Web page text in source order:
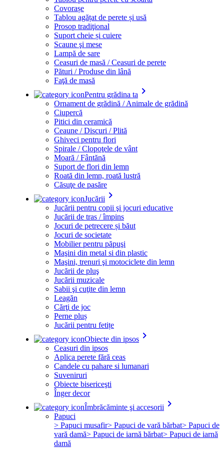
Covorașe
Tablou agățat de perete și usă
Prosop tradiţional
Suport cheie și cuiere
Scaune şi mese
Lampă de sare
Ceasuri de masă / Ceasuri de perete
Pături / Produse din lână
Faţă de masă
Pentru grădina ta keyboard_arrow_right
Ornament de grădină / Animale de grădină
Ciupercă
Pitici din ceramică
Ceaune / Discuri / Plită
Ghiveci pentru flori
Spirale / Clopoţele de vânt
Moară / Fântănă
Suport de flori din lemn
Roată din lemn, roată lustră
Căsuţe de pasăre
Jucării keyboard_arrow_right
Jucării pentru copii şi jocuri educative
Jucării de tras / împins
Jocuri de petrecere și băut
Jocuri de societate
Mobilier pentru păpuşi
Maşini din metal si din plastic
Maşini, trenuri şi motociclete din lemn
Jucării de pluş
Jucării muzicale
Sabii şi cuţite din lemn
Leagăn
Cărţi de joc
Perne pluș
Jucării pentru fetițe
Obiecte din ipsos keyboard_arrow_right
Ceasuri din ipsos
Aplica perete fără ceas
Candele cu pahare si lumanari
Suveniruri
Obiecte bisericeşti
Înger decor
Îmbrăcăminte şi accesorii keyboard_arrow_right
Papuci
> Papuci musafir> Papuci de vară bărbat> Papuci de
vară damă> Papuci de iarnă bărbat> Papuci de iarnă
damă